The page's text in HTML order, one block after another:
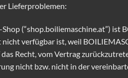
Lieferproblemen:
(“shop.boiliemaschine.at”)
verfügbar ist, weil
Recht, vom Vertrag
nicht bzw. nicht in der